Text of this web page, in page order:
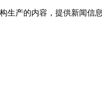
产的内容，提供新闻